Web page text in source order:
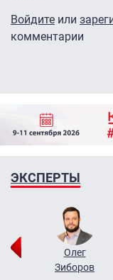
Войдите или
комментарии
ЭКСПЕРТЫ
Олег
Зиборов